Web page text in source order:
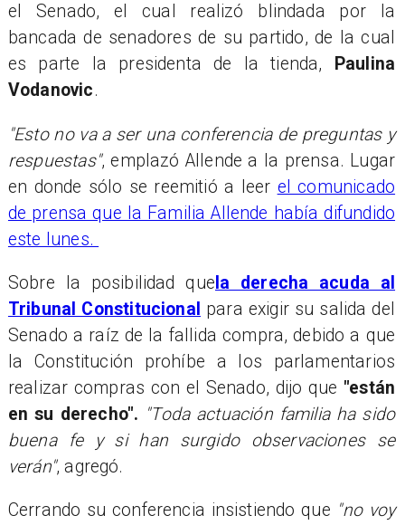
el Senado, el cual realizó blindada por la
bancada de senadores de su partido, de la cual
es parte la presidenta de la tienda,
Paulina
Vodanovic.
"Esto no va a ser una conferencia de preguntas y
respuestas", emplazó Allende a la prensa. Lugar
en donde sólo se reemitió a leer el comunicado
de prensa que la Familia Allende había difundido
este lunes.
Sobre la posibilidad que la derecha acuda al
Tribunal Constitucional para exigir su salida del
Senado a raíz de la fallida compra, debido a que
la Constitución prohíbe a los parlamentarios
realizar compras con el Senado, dijo que "están
en su derecho". "Toda actuación familia ha sido
buena fe y si han surgido observaciones se
verán", agregó.
Cerrando su conferencia insistiendo que "no voy